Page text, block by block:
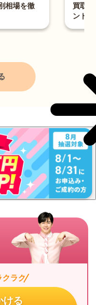
相場を徹
買取
ント
クラク
ける